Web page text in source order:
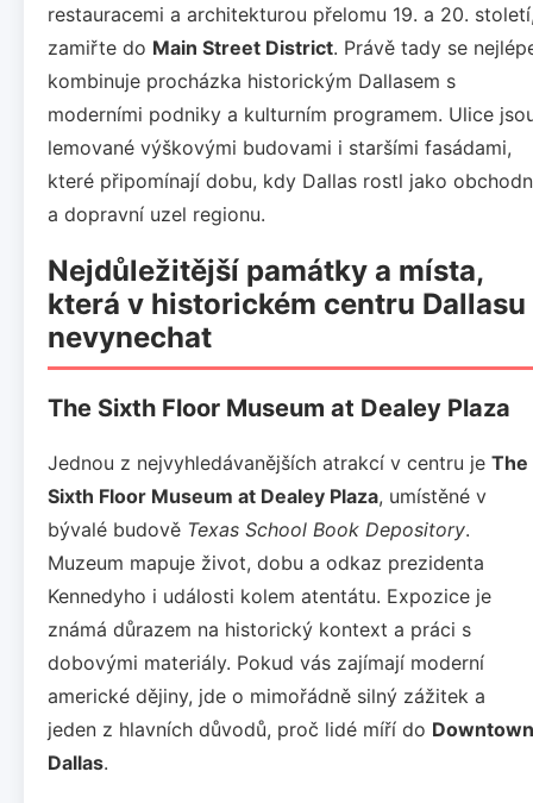
restauracemi a architekturou přelomu 19. a 20.
zamiřte do Main Street District. Právě tady se
kombinuje procházka historickým Dallasem s
moderními podniky a kulturním programem. Ulice
lemované výškovými budovami i staršími fasádami,
které připomínají dobu, kdy Dallas rostl jako
a dopravní uzel regionu.
Nejdůležitější památky a místa,
která v historickém centru Dallasu
nevynechat
The Sixth Floor Museum at Dealey Plaza
Jednou z nejvyhledávanějších atrakcí v centru je The
Sixth Floor Museum at Dealey Plaza, umístěné v
bývalé budově Texas School Book Depository.
Muzeum mapuje život, dobu a odkaz prezidenta
Kennedyho i události kolem atentátu. Expozice je
známá důrazem na historický kontext a práci s
dobovými materiály. Pokud vás zajímají moderní
americké dějiny, jde o mimořádně silný zážitek a
jeden z hlavních důvodů, proč lidé míří do Downtown
Dallas.